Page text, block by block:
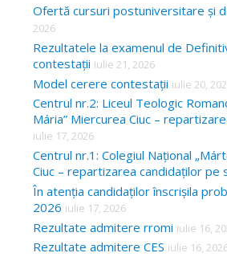
Ofertă cursuri postuniversitare și
2026
Rezultatele la examenul de
contestații iulie 21, 2026
Model cerere contestații iulie 20,
Centrul nr.2: Liceul Teologic
Mária” Miercurea Ciuc –
iulie 17, 2026
Centrul nr.1: Colegiul Național
Ciuc – repartizarea candidaților pe
În atenția candidaților înscrișila
2026 iulie 17, 2026
Rezultate admitere rromi iulie 16,
Rezultate admitere CES iulie 16,